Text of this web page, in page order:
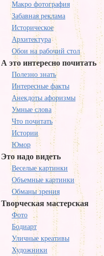
Макро фотография
Забавная реклама
Историческое
Архитектура
Обои на рабочий стол
А это интересно почитать
Полезно знать
Интересные факты
Анекдоты афоризмы
Умные слова
Что почитать
Истории
Юмор
Это надо видеть
Веселые картинки
Объемные картинки
Обманы зрения
Творческая мастерская
Фото
Бодиарт
Уличные креативы
Художники